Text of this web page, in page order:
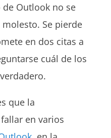
Outlook no se
Se pierde
en dos citas a
cuál de los
que la
en varios